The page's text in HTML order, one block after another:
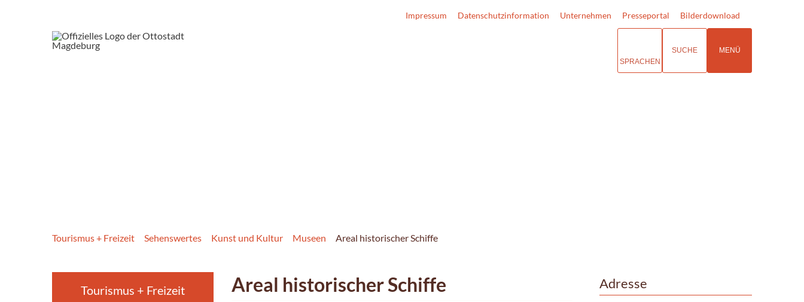
Impressum Datenschutzinformation Unternehmen Presseportal Bilderdownload
SPRACHEN
SUCHE MENÜ
Tourismus + Freizeit Sehenswertes Kunst und Kultur Museen Areal historischer Schiffe
Tourismus + Freizeit Areal historischer Schiffe Adresse